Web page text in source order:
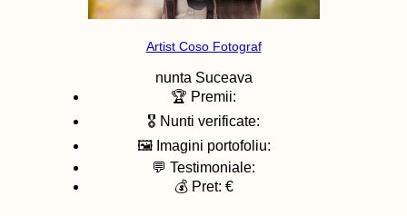
Artist Coso Fotograf
nunta Suceava
🏆 Premii:
🎖️ Nunti verificate:
🖼️ Imagini portofoliu:
💬 Testimoniale:
💰 Pret: €